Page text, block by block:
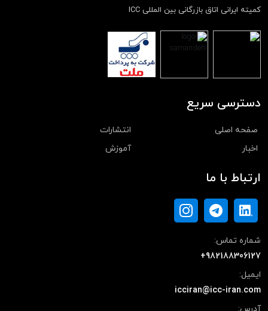
کمیته ایرانی اتاق بازرگانی بین المللی ICC
دسترسی سریع
صفحه اصلی
انتشارات
اخبار
آموزش
ارتباط با ما
شماره تماس:
+982188306127
ایمیل:
icciran@icc-iran.com